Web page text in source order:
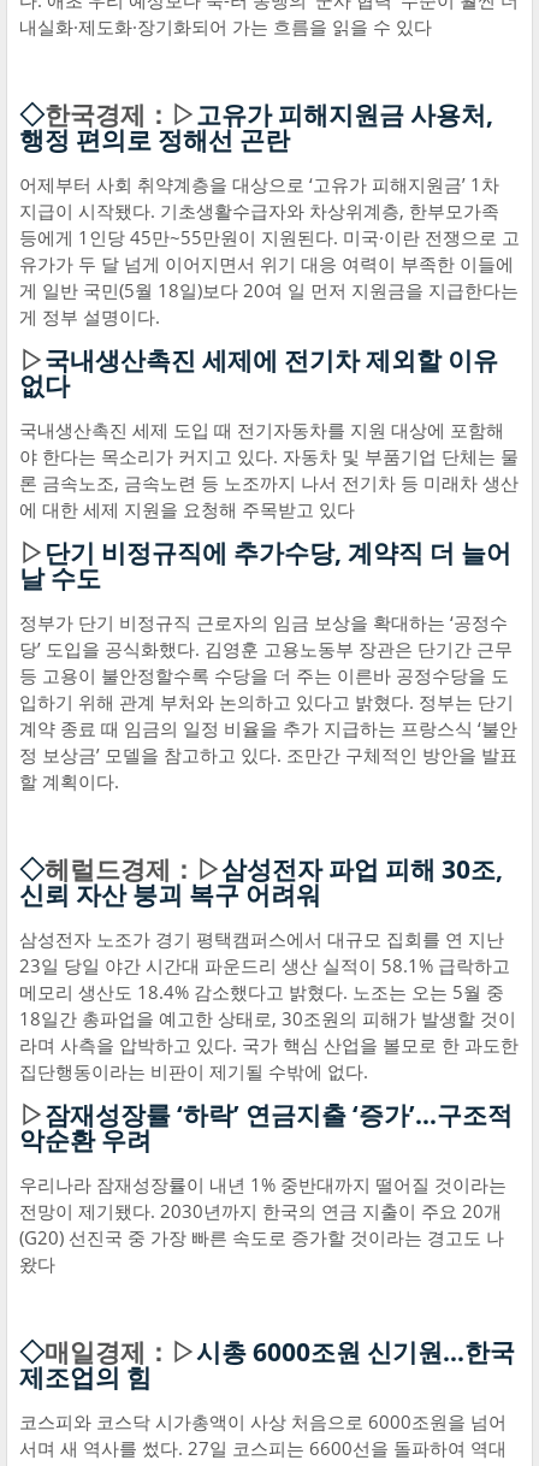
내실화·제도화·장기화되어 가는 흐름을 읽을 수 있다
◇한국경제：▷고유가 피해지원금 사용처,
행정 편의로 정해선 곤란
어제부터 사회 취약계층을 대상으로 ‘고유가 피해지원금’ 1차
지급이 시작됐다. 기초생활수급자와 차상위계층, 한부모가족
등에게 1인당 45만~55만원이 지원된다. 미국·이란 전쟁으로 고
유가가 두 달 넘게 이어지면서 위기 대응 여력이 부족한 이들에
게 일반 국민(5월 18일)보다 20여 일 먼저 지원금을 지급한다는
게 정부 설명이다.
▷국내생산촉진 세제에 전기차 제외할 이유
없다
국내생산촉진 세제 도입 때 전기자동차를 지원 대상에 포함해
야 한다는 목소리가 커지고 있다. 자동차 및 부품기업 단체는 물
론 금속노조, 금속노련 등 노조까지 나서 전기차 등 미래차 생산
에 대한 세제 지원을 요청해 주목받고 있다
▷단기 비정규직에 추가수당, 계약직 더 늘어
날 수도
정부가 단기 비정규직 근로자의 임금 보상을 확대하는 ‘공정수
당’ 도입을 공식화했다. 김영훈 고용노동부 장관은 단기간 근무
등 고용이 불안정할수록 수당을 더 주는 이른바 공정수당을 도
입하기 위해 관계 부처와 논의하고 있다고 밝혔다. 정부는 단기
계약 종료 때 임금의 일정 비율을 추가 지급하는 프랑스식 ‘불안
정 보상금’ 모델을 참고하고 있다. 조만간 구체적인 방안을 발표
할 계획이다.
◇헤럴드경제：▷삼성전자 파업 피해 30조,
신뢰 자산 붕괴 복구 어려워
삼성전자 노조가 경기 평택캠퍼스에서 대규모 집회를 연 지난
23일 당일 야간 시간대 파운드리 생산 실적이 58.1% 급락하고
메모리 생산도 18.4% 감소했다고 밝혔다. 노조는 오는 5월 중
18일간 총파업을 예고한 상태로, 30조원의 피해가 발생할 것이
라며 사측을 압박하고 있다. 국가 핵심 산업을 볼모로 한 과도한
집단행동이라는 비판이 제기될 수밖에 없다.
▷잠재성장률 ‘하락’ 연금지출 ‘증가’…구조적
악순환 우려
우리나라 잠재성장률이 내년 1% 중반대까지 떨어질 것이라는
전망이 제기됐다. 2030년까지 한국의 연금 지출이 주요 20개
(G20) 선진국 중 가장 빠른 속도로 증가할 것이라는 경고도 나
왔다
◇매일경제：▷시총 6000조원 신기원…한국
제조업의 힘
코스피와 코스닥 시가총액이 사상 처음으로 6000조원을 넘어
서며 새 역사를 썼다. 27일 코스피는 6600선을 돌파하여 역대